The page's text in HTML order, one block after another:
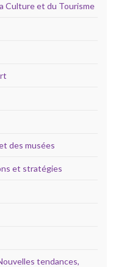
Culture et du Tourisme
des musées
et stratégies
tendances,